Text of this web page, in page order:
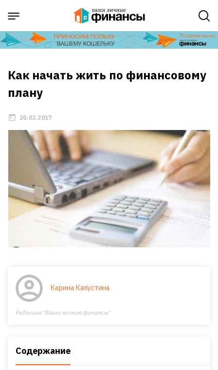
Как начать жить по финансовому
плану
20.02.2017
Карина Капустина
Редакция "Ваши личные финансы"
Содержание